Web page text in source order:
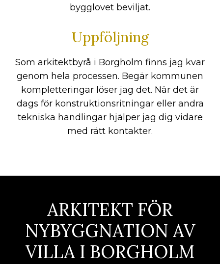
bygglovet beviljat.
Uppföljning
Som arkitektbyrå i Borgholm finns jag kvar
genom hela processen. Begär kommunen
kompletteringar löser jag det. När det är
dags för konstruktionsritningar eller andra
tekniska handlingar hjälper jag dig vidare
med rätt kontakter.
ARKITEKT FÖR
NYBYGGNATION AV
VILLA I BORGHOLM